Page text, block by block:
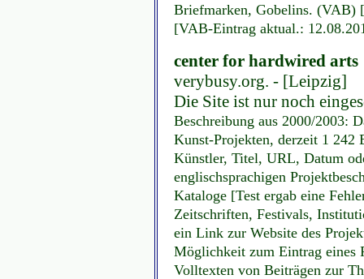
Briefmarken, Gobelins. (VAB)
[VAB-Eintrag aktual.:
center for hardwired arts
verybusy.org. - [Leipzig]
Die Site ist nur noch
Beschreibung aus 2000/2003:
Kunst-Projekten, derzeit 1 242
Künstler, Titel, URL, Datum
englischsprachigen
Kataloge [Test ergab eine
Zeitschriften, Festivals,
ein Link zur Website des
Möglichkeit zum Eintrag eines
Volltexten von Beiträgen zur